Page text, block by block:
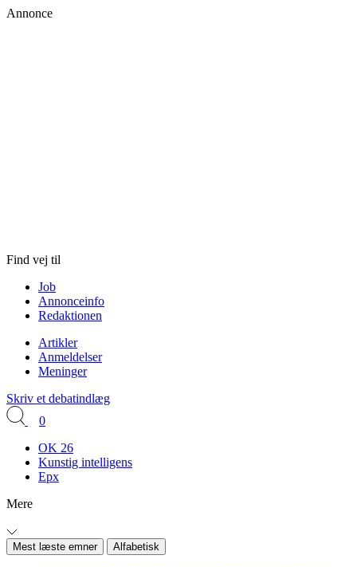
Annonce
Find vej til
Job
Annonceinfo
Redaktionen
Artikler
Anmeldelser
Meninger
Skriv et debatindlæg
0
OK 26
Kunstig intelligens
Epx
Mere
Mest læste emner Alfabetisk